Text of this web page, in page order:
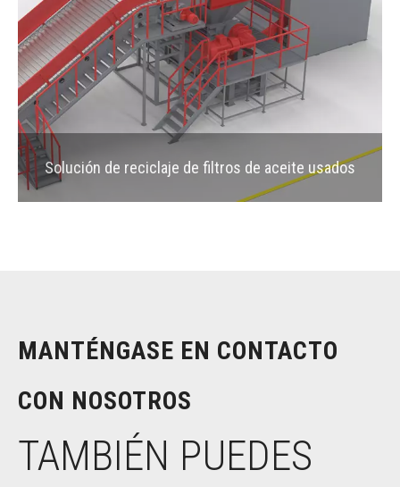
Solución de reciclaje de filtros de aceite usados
MANTÉNGASE EN CONTACTO
CON NOSOTROS
TAMBIÉN PUEDES